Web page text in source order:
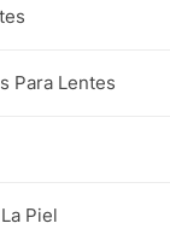
Para Lentes
Piel